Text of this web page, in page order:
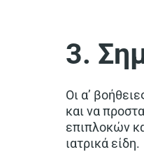
3.
Οι α’
και να
επιπλοκών
ιατρικά είδη.